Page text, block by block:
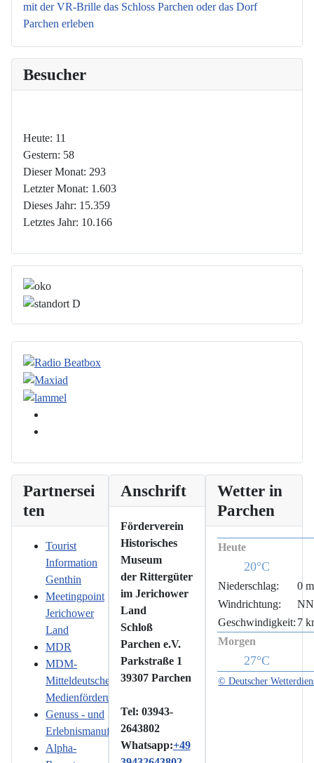
mit der VR-Brille das Schloss Parchen oder das Dorf
Parchen erleben
Besucher
Heute: 11
Gestern: 58
Dieser Monat: 293
Letzter Monat: 1.603
Dieses Jahr: 15.359
Letztes Jahr: 10.166
Partnersei
ten
Tourist
Information
Genthin
Meetingpoint
Jerichower
Land
MDR
MDM-
Mitteldeutsche
Medienförderung
Genuss - und
Erlebnismanufaktur
Alpha-
Anschrift
Förderverein
Historisches
Museum
der Rittergüter
im Jerichower
Land
Schloß
Parchen e.V.
Parkstraße 1
39307 Parchen
Tel: 03943-
2643802
Whatsapp:+49
Wetter in
Parchen
Heute
20°C
Niederschlag:
0
Windrichtung:
Geschwindigkeit: 7
Morgen
27°C
© Deutscher